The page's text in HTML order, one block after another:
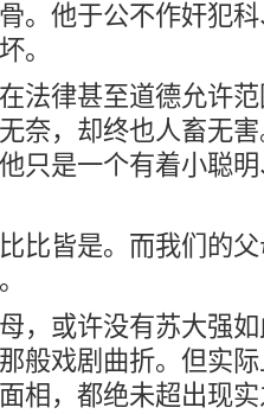
。他于公不作奸犯
。
律甚至道德允许范
奈，却终也人畜无
只是一个有着小聪
皆是。而我们的父
或许没有苏大强如
般戏剧曲折。但实
相，都绝未超出现